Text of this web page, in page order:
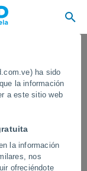
ha sido
la información
a este sitio web
la información
nos
ofreciéndote